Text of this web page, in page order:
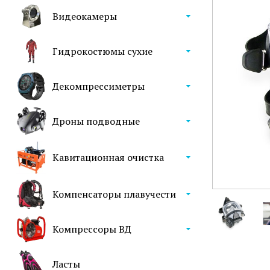
Видеокамеры
Гидрокостюмы сухие
Декомпрессиметры
Дроны подводные
Кавитационная очистка
Компенсаторы плавучести
Компрессоры ВД
Ласты